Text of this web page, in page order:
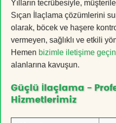
Yılların tecrübesiyle,
Sıçan İlaçlama çözümlerini
olarak, böcek ve haşere
vermeyen, sağlıklı ve etkili
Hemen bizimle iletişime geçin
alanlarına kavuşun.
Güçlü İlaçlama -
Hizmetlerimiz